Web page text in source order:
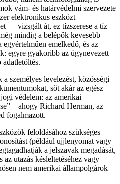
vám- és határvédelmi szervezete
elektronikus eszközt —
— vizsgált át, ez tízszerese a tíz
mindig a belépők kevesebb
emelkedő, és az
egyre gyakoribb az úgynevezett
adatletöltés.
személyes levelezést, közösségi
sőt akár az egész
védelem: az amerikai
– ahogy Richard Herman, az
fogalmazott.
feloldásához szükséges
(például ujjlenyomat vagy
a jelszavak megadását,
az utazás késleltetéséhez vagy
nem amerikai állampolgárok